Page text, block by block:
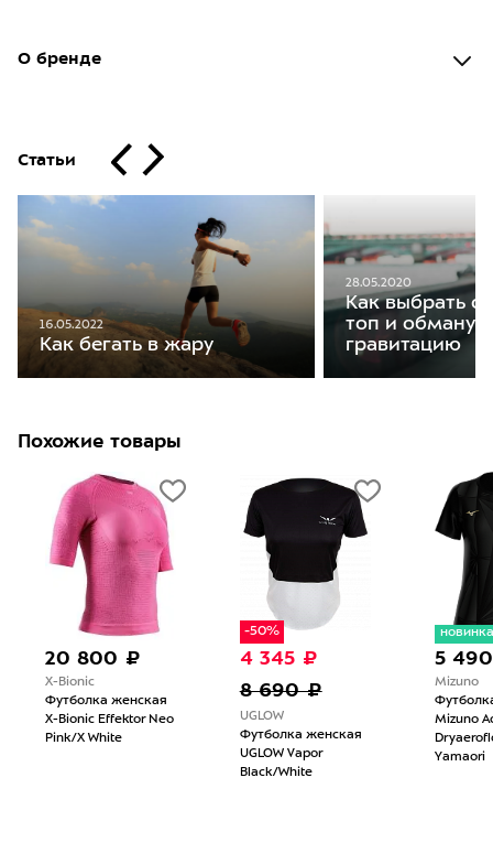
О бренде
Статьи
16.05.2022
Как бегать в жару
28.05.2020
Как выбрать
топ и
гравитацию
Похожие товары
20 800 ₽
X-Bionic
Футболка женская
X-Bionic Effektor Neo
Pink/X White
-50%
4 345 ₽
8 690 ₽
UGLOW
Футболка женская
UGLOW Vapor
Black/White
новинка
5
Mizuno
Mizuno
Yamaori